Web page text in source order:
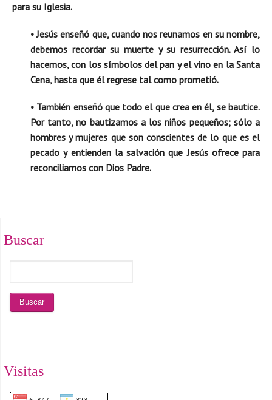
para su Iglesia.
• Jesús enseñó que, cuando nos reunamos en su nombre,
debemos recordar su muerte y su resurrección. Así lo
hacemos, con los símbolos del pan y el vino en la Santa
Cena, hasta que él regrese tal como prometió.
• También enseñó que todo el que crea en él, se bautice.
Por tanto, no bautizamos a los niños pequeños; sólo a
hombres y mujeres que son conscientes de lo que es el
pecado y entienden la salvación que Jesús ofrece para
reconciliarnos con Dios Padre.
Buscar
Visitas